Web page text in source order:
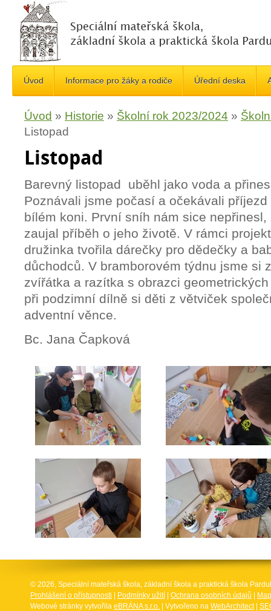
Úvod Informace pro žáky a rodiče Úřední deska
Úvod » Historie » Školní rok 2023/2024 »
Listopad
Listopad
Barevný listopad uběhl jako voda a
Poznávali jsme počasí a očekávali
bílém koni. První sníh nám sice
zaujal příběh o jeho životě. V rámci
družinka tvořila dárečky pro dědečky a
důchodců. V bramborovém týdnu jsme si
zvířátka a razítka s obrazci
při podzimní dílně si děti z větviček
adventní věnce.
Bc. Jana Čapková
© 2026, Speciální mateřská škola, základní škola a praktická škola
Prohlášení o přístupnosti
Podmínky užití Ochrana osobních údajů
Webové stránky vytvořila eBRÁNA s.r.o. | Vytvořeno na WebArchitect|